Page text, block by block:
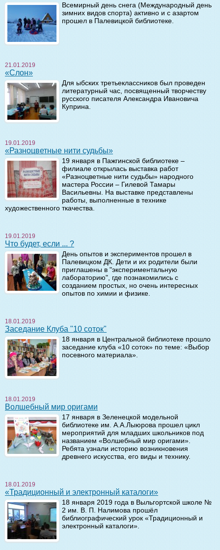
Всемирный день снега (Международный день
зимних видов спорта) активно и с азартом
прошел в Палевицкой библиотеке.
21.01.2019
«Слон»
Для ыбских третьеклассников был проведен
литературный час, посвященный творчеству
русского писателя Александра Ивановича
Куприна.
19.01.2019
«Разноцветные нити судьбы»
19 января в Пажгинской библиотеке –
филиале открылась выставка работ
«Разноцветные нити судьбы» народного
мастера России – Гилевой Тамары
Васильевны. На выставке представлены
работы, выполненные в технике
художественного ткачества.
19.01.2019
Что будет, если ... ?
День опытов и экспериментов прошел в
Палевицком ДК. Дети и их родители были
приглашены в "экспериментальную
лабораторию", где познакомились с
созданием простых, но очень интересных
опытов по химии и физике.
18.01.2019
Заседание Клуба "10 соток"
18 января в Центральной библиотеке прошло
заседание клуба «10 соток» по теме: «Выбор
посевного материала».
18.01.2019
Волшебный мир оригами
17 января в Зеленецкой модельной
библиотеке им. А.А.Лыюрова прошел цикл
мероприятий для младших школьников под
названием «Волшебный мир оригами».
Ребята узнали историю возникновения
древнего искусства, его виды и технику.
18.01.2019
«Традиционный и электронный каталоги»
18 января 2019 года в Выльгортской школе №
2 им. В. П. Налимова прошёл
библиографический урок «Традиционный и
электронный каталоги».